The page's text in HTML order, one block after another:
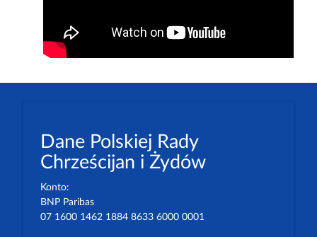
Dane Polskiej Rady
Chrześcijan i Żydów
Konto:
BNP Paribas
07 1600 1462 1884 8633 6000 0001